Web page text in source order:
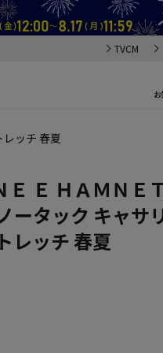
TVCM
ッチ 春夏
Ｅ ＨＡＭＮＥ
ータック キャサ
レッチ 春夏